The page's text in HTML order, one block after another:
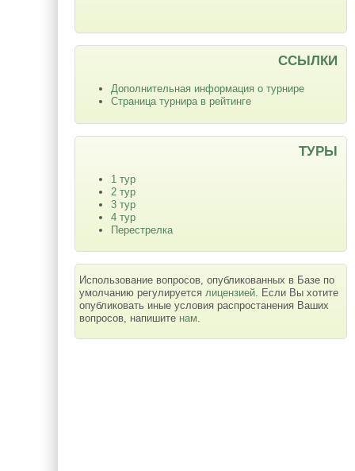
ССЫЛКИ
Дополнительная информация о турнире
Страница турнира в рейтинге
ТУРЫ
1 тур
2 тур
3 тур
4 тур
Перестрелка
Использование вопросов, опубликованных в Базе по
умолчанию регулируется лицензией . Если Вы хотите
опубликовать иные условия распростанения Ваших
вопросов, напишите нам